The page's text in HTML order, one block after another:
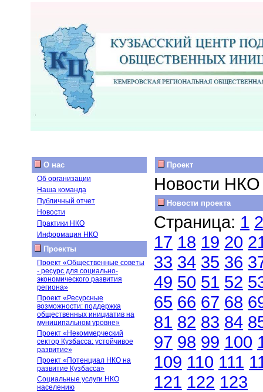
О нас
Об организации
Наша команда
Публичный отчет
Новости
Практики НКО
Информация НКО
Проекты
Проект «Общественные советы
- ресурс для социально-
экономического развития
региона»
Проект «Ресурсные
возможности: поддержка
общественных инициатив на
муниципальном уровне»
Проект «Некоммерческий
сектор Кузбасса: устойчивое
развитие»
Проект «Потенциал НКО на
развитие Кузбасса»
Социальные услуги НКО
населению
Проект
Новости НКО
Новости проекта
Страница: 1 2
17 18 19 20
33 34 35 36
49 50 51 52
65 66 67 68
81 82 83 84
97 98 99 100
109 110 111
121 122 123